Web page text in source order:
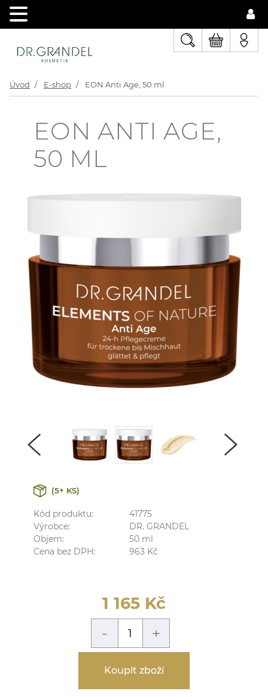
Úvod E-shop EON Anti Age, 50 ml
EON ANTI AGE,
50 ML
(5+ KS)
Kód produktu:
41775
Výrobce:
DR. GRANDEL
Objem:
50 ml
Cena bez DPH:
963 Kč
1 165 Kč
- +
Koupit zboží